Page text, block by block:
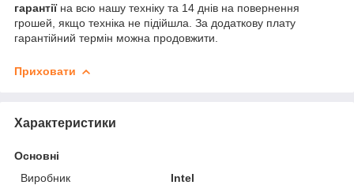
гарантії на всю нашу техніку та 14 днів на повернення
грошей, якщо техніка не підійшла. За додаткову плату
гарантійний термін можна продовжити.
Приховати
Характеристики
Основні
Виробник
Intel